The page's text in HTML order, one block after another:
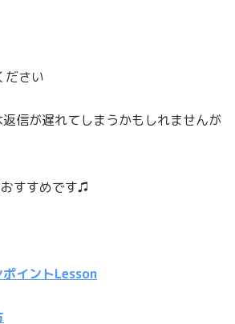
ださい
信が遅れてしまうかもしれませんが
イントLesson